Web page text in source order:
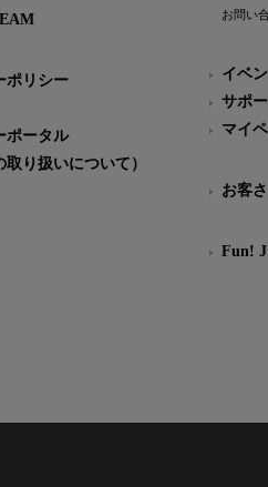
ポリシー
ポータル
取り扱いについて）
お問い
イベ
サポ
マイ
お客
Fun!